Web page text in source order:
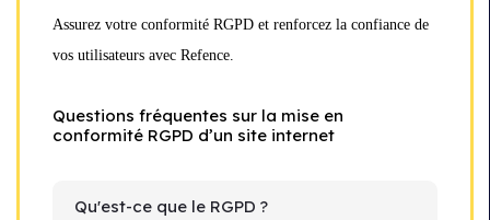
Assurez votre conformité RGPD et renforcez la confiance de
vos utilisateurs avec Refence.
Questions fréquentes sur la mise en
conformité RGPD d’un site internet
Qu'est-ce que le RGPD ?